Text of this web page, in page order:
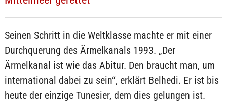
Seinen Schritt in die Weltklasse machte er mit einer
Durchquerung des Ärmelkanals 1993. „Der
Ärmelkanal ist wie das Abitur. Den braucht man, um
international dabei zu sein“, erklärt Belhedi. Er ist bis
heute der einzige Tunesier, dem dies gelungen ist.